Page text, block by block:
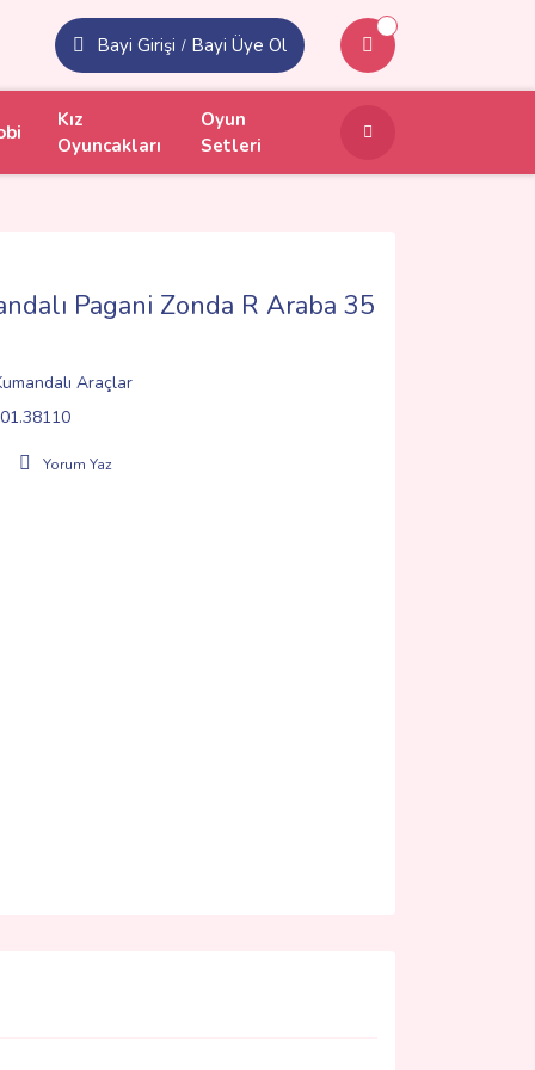
Bayi Girişi / Bayi Üye Ol
Kız
Oyuncakları
Oyun
Setleri
Pagani Zonda R Araba 35
Araçlar
Yorum Yaz